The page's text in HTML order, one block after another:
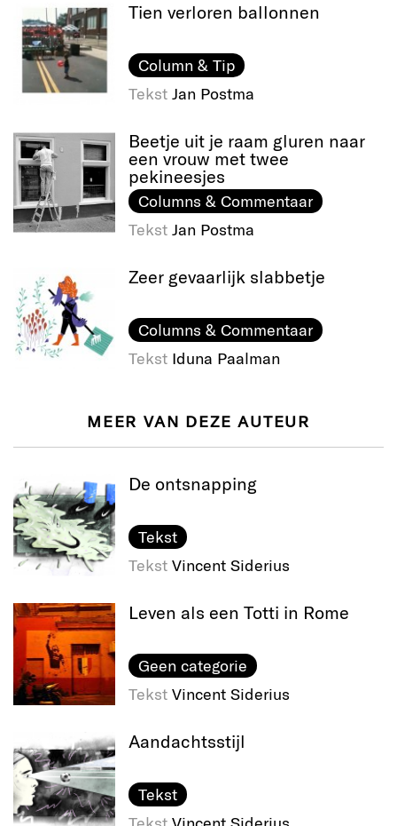
Tien verloren ballonnen
Column & Tip
Tekst Jan Postma
Beetje uit je raam gluren naar
een vrouw met twee
pekineesjes
Columns & Commentaar
Tekst Jan Postma
Zeer gevaarlijk slabbetje
Columns & Commentaar
Tekst Iduna Paalman
MEER VAN DEZE AUTEUR
De ontsnapping
Tekst
Tekst Vincent Siderius
Leven als een Totti in Rome
Geen categorie
Tekst Vincent Siderius
Aandachtsstijl
Tekst